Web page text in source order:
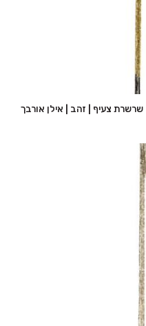
שרשרת צעיף | זהב | אילן אורבך